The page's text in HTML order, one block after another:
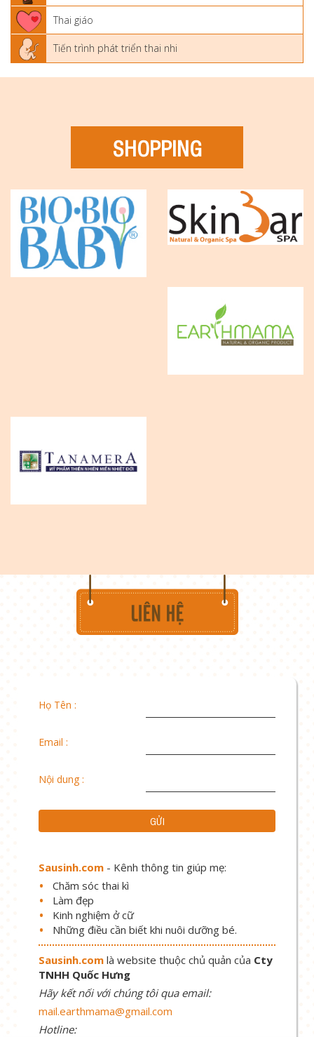
Thai giáo
Tiến trình phát triển thai nhi
SHOPPING
Họ Tên :
Email :
Nội dung :
Sausinh.com - Kênh thông tin giúp mẹ:
Chăm sóc thai kì
Làm đẹp
Kinh nghiệm ở cữ
Những điều cần biết khi nuôi dưỡng bé.
Sausinh.com là website thuộc chủ quản của Cty
TNHH Quốc Hưng
Hãy kết nối với chúng tôi qua email:
mail.earthmama@gmail.com
Hotline: